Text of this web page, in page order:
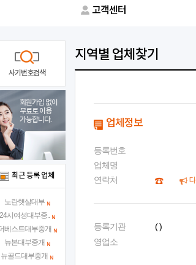
고객센터
지역별 업체찾기
업체정보
등록번호
업체명
연락처
등록기관
( )
영업소
사기번호검색
회원가입 없이
무료로 이용
가능합니다.
최근 등록 업체
노란햇살대부
시여성대부중..
베스트대부중개
뉴본대부중개
뉴골드대부중개